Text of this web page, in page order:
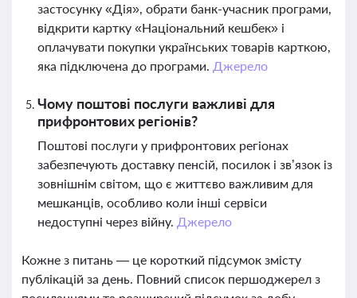
застосунку «Дія», обрати банк-учасник програми,
відкрити картку «Національний кешбек» і
оплачувати покупки українських товарів карткою,
яка підключена до програми. Джерело
Чому поштові послуги важливі для
прифронтових регіонів?
Поштові послуги у прифронтових регіонах
забезпечують доставку пенсій, посилок і зв’язок із
зовнішнім світом, що є життєво важливим для
мешканців, особливо коли інші сервіси
недоступні через війну. Джерело
Кожне з питань — це короткий підсумок змісту
публікацій за день. Повний список першоджерел з